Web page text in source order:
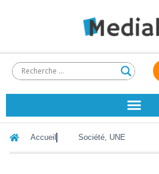
Accueil Société, UNE